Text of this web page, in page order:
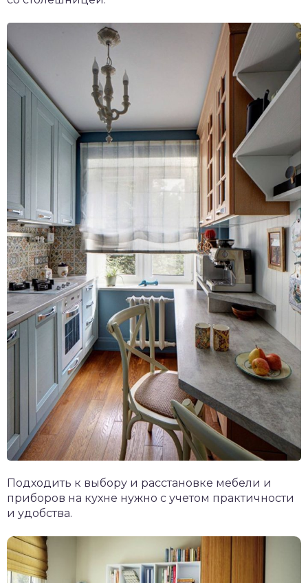
Подходить к выбору и расстановке мебели и
приборов на кухне нужно с учетом практичности
и удобства.